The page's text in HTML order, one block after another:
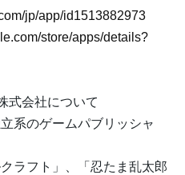
jp/app/id1513882973
store/apps/details?
式会社について
系のゲームパブリッシャ
ラフト」、「忍たま乱太郎